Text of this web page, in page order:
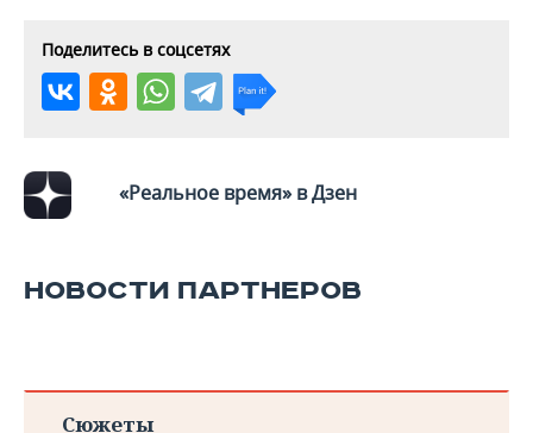
Поделитесь в соцсетях
«Реальное время» в Дзен
НОВОСТИ ПАРТНЕРОВ
Сюжеты